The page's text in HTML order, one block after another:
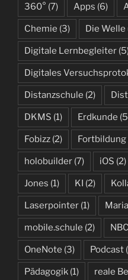
360° (7) Apps (6)
Chemie (3) Die Welle
Digitale Lernbegleiter
Digitales
Distanzschule (2)
DKMS (1) Erdkunde
Fobizz (2) Fortbildung
holobuilder (7) iOS (2)
Jones (1) KI (2)
Laserpointer (1)
mobile.schule (2) NBC
OneNote (3) Podcast
Pädagogik (1) reale